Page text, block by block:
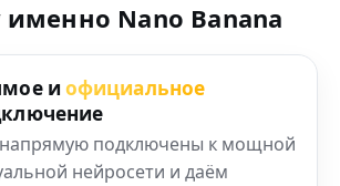
Nano Banana
и официальное
подключены к мощной
нейросети и даём